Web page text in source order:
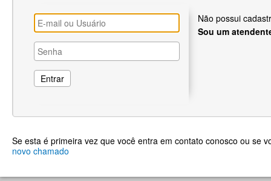
Não possui
Sou um
Se esta é primeira vez que você entra em contato conosco ou se
novo chamado